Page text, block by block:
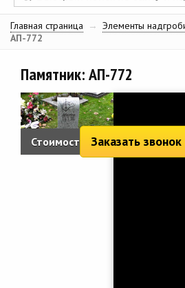
Главная страница → Элементы
АП-772
Памятник: АП-772
Стоимость: 2 460 руб.
Заказать звонок